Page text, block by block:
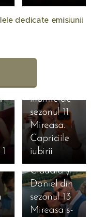
dedicate emisiunii
Preda se
vacanță
înainte de
sezonul 11
Mireasa.
Capriciile
iubirii
Claudia și
Daniel din
sezonul 13
Mireasa s-
16.07.2026
Denis și